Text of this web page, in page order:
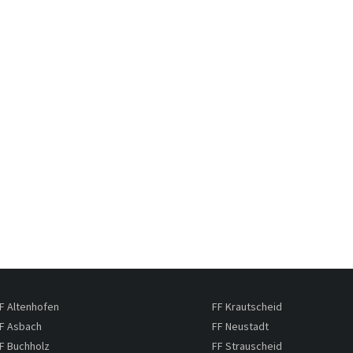
Altenhofen
Asbach
Buchholz
FF Krautscheid
FF Neustadt
FF Strauscheid